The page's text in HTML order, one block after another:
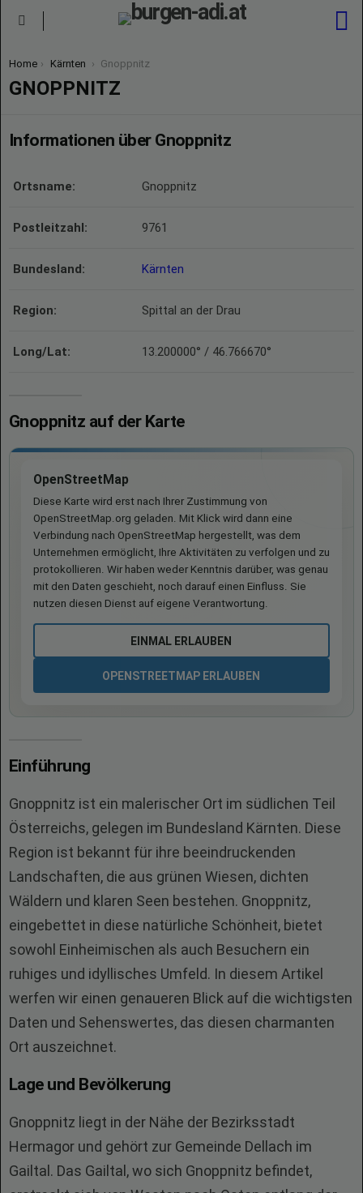
You are here:
Home Kärnten Gnoppnitz
GNOPPNITZ
Informationen über Gnoppnitz
Ortsname: Gnoppnitz
Postleitzahl: 9761
Bundesland: Kärnten
Region: Spittal an der Drau
Long/Lat: 13.200000° / 46.766670°
Gnoppnitz auf der Karte
OpenStreetMap
Diese Karte wird erst nach Ihrer Zustimmung von
OpenStreetMap.org geladen. Mit Klick wird dann eine
Verbindung nach OpenStreetMap hergestellt, was dem
Unternehmen ermöglicht, Ihre Aktivitäten zu verfolgen und zu
protokollieren. Wir haben weder Kenntnis darüber, was genau
mit den Daten geschieht, noch darauf einen Einfluss. Sie
nutzen diesen Dienst auf eigene Verantwortung.
EINMAL ERLAUBEN
OPENSTREETMAP ERLAUBEN
Einführung
Gnoppnitz ist ein malerischer Ort im südlichen Teil
Österreichs, gelegen im Bundesland Kärnten. Diese
Region ist bekannt für ihre beeindruckenden
Landschaften, die aus grünen Wiesen, dichten
Wäldern und klaren Seen bestehen. Gnoppnitz,
eingebettet in diese natürliche Schönheit, bietet
sowohl Einheimischen als auch Besuchern ein
ruhiges und idyllisches Umfeld. In diesem Artikel
werfen wir einen genaueren Blick auf die wichtigsten
Daten und Sehenswertes, das diesen charmanten
Ort auszeichnet.
Lage und Bevölkerung
Gnoppnitz liegt in der Nähe der Bezirksstadt
Hermagor und gehört zur Gemeinde Dellach im
Gailtal. Das Gailtal, wo sich Gnoppnitz befindet,